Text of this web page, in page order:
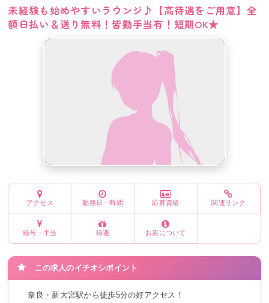
未経験も始めやすいラウンジ♪【高待遇をご用意】全
額日払い＆送り無料！皆勤手当有！短期OK★
アクセス 勤務日・時間 応募資格 関連リンク
給与・手当 待遇 お店について
この求人のイチオシポイント
奈良・新大宮駅から徒歩5分の好アクセス！